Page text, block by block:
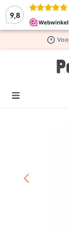
9,8
hoofdinhoud